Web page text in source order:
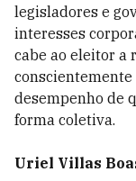
legisladores e
interesses
cabe ao eleitor a
desempenho de
forma coletiva.
Uriel Villas